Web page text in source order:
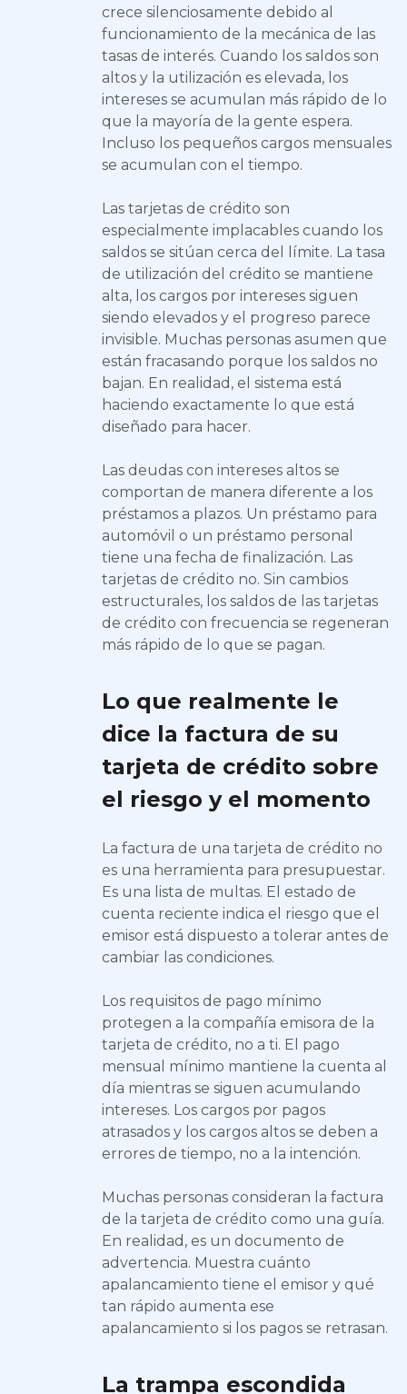
crece silenciosamente debido al
funcionamiento de la mecánica de las
tasas de interés. Cuando los saldos son
altos y la utilización es elevada, los
intereses se acumulan más rápido de lo
que la mayoría de la gente espera.
Incluso los pequeños cargos mensuales
se acumulan con el tiempo.
Las tarjetas de crédito son
especialmente implacables cuando los
saldos se sitúan cerca del límite. La tasa
de utilización del crédito se mantiene
alta, los cargos por intereses siguen
siendo elevados y el progreso parece
invisible. Muchas personas asumen que
están fracasando porque los saldos no
bajan. En realidad, el sistema está
haciendo exactamente lo que está
diseñado para hacer.
Las deudas con intereses altos se
comportan de manera diferente a los
préstamos a plazos. Un préstamo para
automóvil o un préstamo personal
tiene una fecha de finalización. Las
tarjetas de crédito no. Sin cambios
estructurales, los saldos de las tarjetas
de crédito con frecuencia se regeneran
más rápido de lo que se pagan.
Lo que realmente le
dice la factura de su
tarjeta de crédito sobre
el riesgo y el momento
La factura de una tarjeta de crédito no
es una herramienta para presupuestar.
Es una lista de multas. El estado de
cuenta reciente indica el riesgo que el
emisor está dispuesto a tolerar antes de
cambiar las condiciones.
Los requisitos de pago mínimo
protegen a la compañía emisora de la
tarjeta de crédito, no a ti. El pago
mensual mínimo mantiene la cuenta al
día mientras se siguen acumulando
intereses. Los cargos por pagos
atrasados y los cargos altos se deben a
errores de tiempo, no a la intención.
Muchas personas consideran la factura
de la tarjeta de crédito como una guía.
En realidad, es un documento de
advertencia. Muestra cuánto
apalancamiento tiene el emisor y qué
tan rápido aumenta ese
apalancamiento si los pagos se retrasan.
La trampa escondida